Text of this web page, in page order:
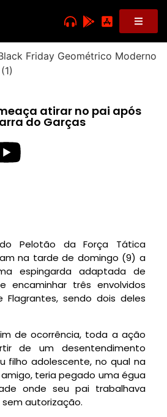
atirar no pai após
do Garças
Pelotão da Força Tática
na tarde de domingo (9) a
espingarda adaptada de
encaminhar três envolvidos
sendo dois deles
de ocorrência, toda a ação
de um desentendimento
filho adolescente, no qual na
teria pegado uma égua
onde seu pai trabalhava
autorização.